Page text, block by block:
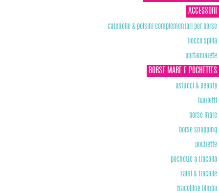
ACCESSORI
catenelle & polsini complementari per borse
fiocco spilla
portamonete
BORSE MARE E POCHETTES
astucci & beauty
bauletti
borse mare
borse shopping
pochette
pochette a tracolla
zaini & tracolle
tracolline bimba